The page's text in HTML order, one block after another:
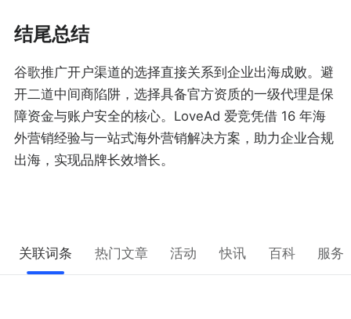
结尾总结
谷歌推广开户渠道的选择直接关系到企业出海成败。避
开二道中间商陷阱，选择具备官方资质的一级代理是保
障资金与账户安全的核心。LoveAd 爱竞凭借 16 年海
外营销经验与一站式海外营销解决方案，助力企业合规
出海，实现品牌长效增长。
关联词条 热门文章 活动 快讯 百科 服务